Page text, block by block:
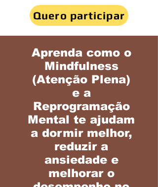
Quero participar
Aprenda como o
Mindfulness
(Atenção Plena)
e a
Reprogramação
Mental te ajudam
a dormir melhor,
reduzir a
ansiedade e
melhorar o